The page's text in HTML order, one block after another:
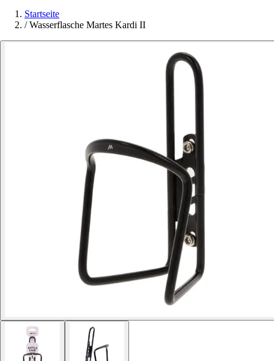
Startseite
/ Wasserflasche Martes Kardi II